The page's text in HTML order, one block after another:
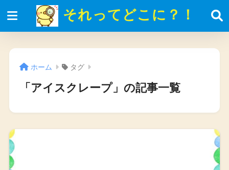
それってどこに？！
ホーム タグ
「アイスクレープ」の記事一覧